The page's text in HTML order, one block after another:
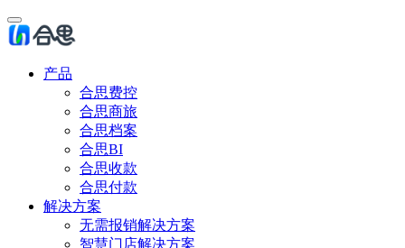
产品
合思费控
合思商旅
合思档案
合思BI
合思收款
合思付款
解决方案
无需报销解决方案
智慧门店解决方案